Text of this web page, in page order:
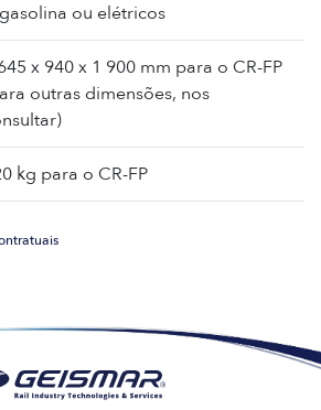
ou elétricos
x 940 x 1 900 mm para o CR-FP
outras dimensões, nos
kg para o CR-FP